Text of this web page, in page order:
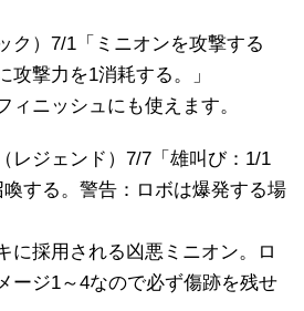
ク）7/1「ミニオンを攻撃する
攻撃力を1消耗する。」
ィニッシュにも使えます。
レジェンド）7/7「雄叫び：1/1
する。警告：ロボは爆発する場
に採用される凶悪ミニオン。ロ
ージ1～4なので必ず傷跡を残せ